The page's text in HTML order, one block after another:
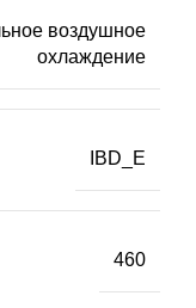
воздушное
охлаждение
IBD_E
460